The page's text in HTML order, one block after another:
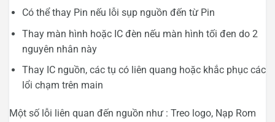
Có thể thay Pin nếu lỗi sụp nguồn đến từ Pin
Thay màn hình hoặc IC đèn nếu màn hình tối đen do 2
nguyên nhân này
Thay IC nguồn, các tụ có liên quang hoặc khắc phục các
lổi chạm trên main
Một số lỗi liên quan đến nguồn như : Treo logo, Nạp Rom